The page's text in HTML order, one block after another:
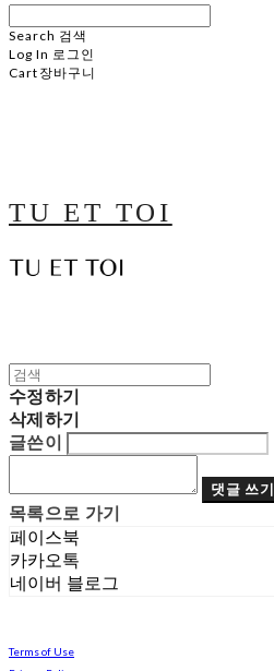
Search 검색
Log In 로그인
Cart 장바구니
TU ET TOI
수정하기
삭제하기
글쓴이
댓글 쓰기
목록으로 가기
페이스북
카카오톡
네이버 블로그
Terms of Use